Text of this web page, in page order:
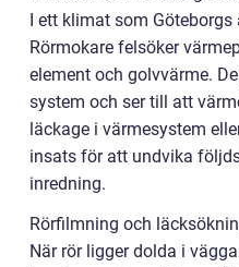
I ett klimat som
Rörmokare felsöker
element och golvvärme.
system och ser till att
läckage i värmesystem
insats för att undvika
inredning.
Rörfilmning och
När rör ligger dolda i